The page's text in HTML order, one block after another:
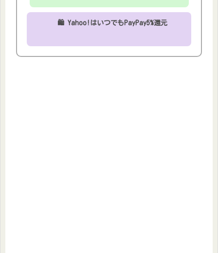
🛍 Yahoo!はいつでもPayPay5%還元